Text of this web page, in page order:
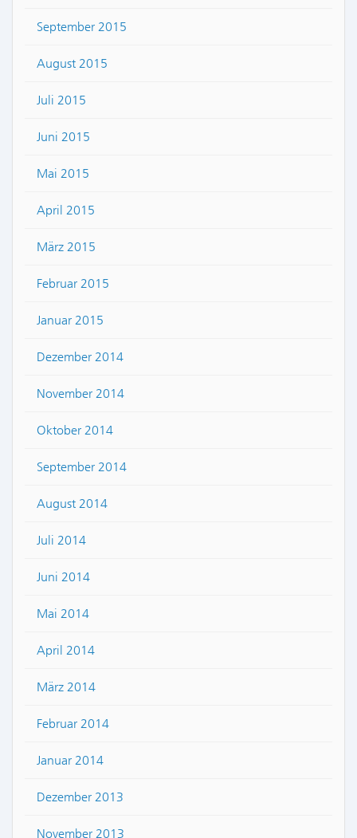
September 2015
August 2015
Juli 2015
Juni 2015
Mai 2015
April 2015
März 2015
Februar 2015
Januar 2015
Dezember 2014
November 2014
Oktober 2014
September 2014
August 2014
Juli 2014
Juni 2014
Mai 2014
April 2014
März 2014
Februar 2014
Januar 2014
Dezember 2013
November 2013